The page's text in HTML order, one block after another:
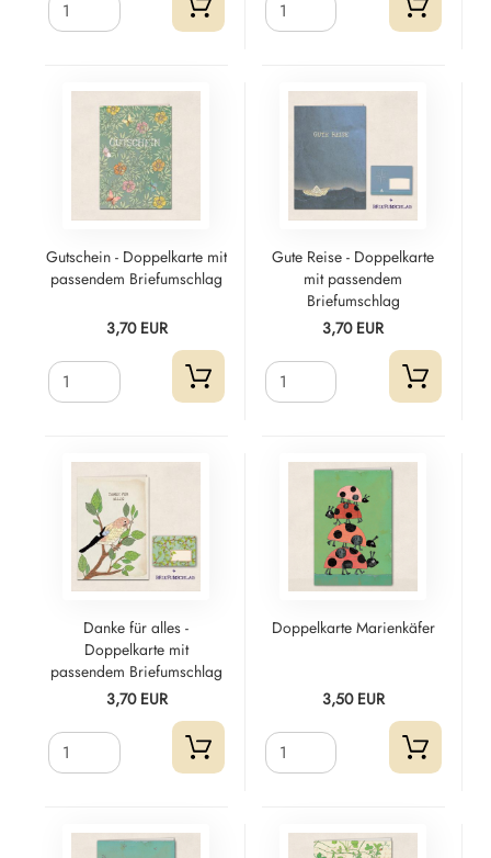
Gutschein - Doppelkarte mit
passendem Briefumschlag
3,70 EUR
Gute Reise - Doppelkarte
mit passendem
Briefumschlag
3,70 EUR
Danke für alles -
Doppelkarte mit
passendem Briefumschlag
3,70 EUR
Doppelkarte Marienkäfer
3,50 EUR